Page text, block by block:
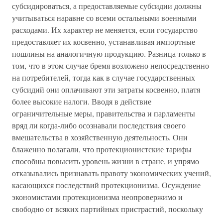
субсидироваться, а предоставляемые субсидии должны
учитываться наравне со всеми остальными военными
расходами. Их характер не меняется, если государство
предоставляет их косвенно, устанавливая импортные
пошлины на аналогичную продукцию. Разница только в
том, что в этом случае бремя возложено непосредственно
на потребителей, тогда как в случае государственных
субсидий они оплачивают эти затраты косвенно, платя
более высокие налоги. Вводя в действие
ограничительные меры, правительства и парламенты
вряд ли когда-либо осознавали последствия своего
вмешательства в хозяйственную деятельность. Они
блаженно полагали, что протекционистские тарифы
способны повысить уровень жизни в стране, и упрямо
отказывались признавать правоту экономических учений,
касающихся последствий протекционизма. Осуждение
экономистами протекционизма неопровержимо и
свободно от всяких партийных пристрастий, поскольку